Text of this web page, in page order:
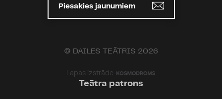
Piesakies jaunumiem
© DAILES TEĀTRIS 2026
Lapas izstrāde:
Teātra patrons